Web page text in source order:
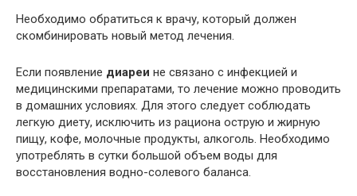
Необходимо обратиться к врачу, который должен
скомбинировать новый метод лечения.
Если появление диареи не связано с инфекцией и
медицинскими препаратами, то лечение можно проводить
в домашних условиях. Для этого следует соблюдать
легкую диету, исключить из рациона острую и жирную
пищу, кофе, молочные продукты, алкоголь. Необходимо
употреблять в сутки большой объем воды для
восстановления водно-солевого баланса.